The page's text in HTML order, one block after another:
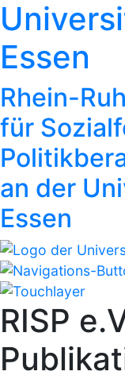
Essen
Rhein-
für
an der
Essen
RISP